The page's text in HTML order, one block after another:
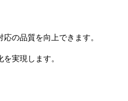
の品質を向上できます。
実現します。